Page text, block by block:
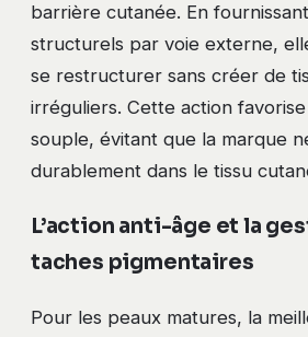
barrière cutanée. En
structurels par voie externe,
se restructurer sans créer de
irréguliers. Cette action
souple, évitant que la marque
durablement dans le tissu
L’action anti-âge et la
taches pigmentaires
Pour les peaux matures, la